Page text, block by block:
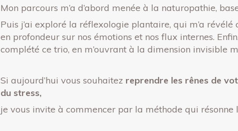
Mon parcours m’a d’abord menée à la naturopathie,
Puis j’ai exploré la réflexologie plantaire, qui m’a
en profondeur sur nos émotions et nos flux internes.
complété ce trio, en m’ouvrant à la dimension invisible
Si aujourd’hui vous souhaitez reprendre les rênes de
du stress,
je vous invite à commencer par la méthode qui résonne